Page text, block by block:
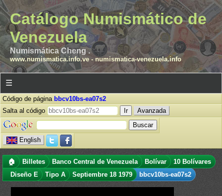
Catálogo Numismático de
Venezuela
Numismática Cheng .
www.numismatica.info.ve- numismatica-venezuela.info
☰
Código de página bbcv10bs-ea07s2
Salta al código
Avanzada
English
🏠 Billetes Banco Central de Venezuela Bolívar
10 Bolívares
Diseño E
Tipo A Septiembre 18 1979 bbcv10bs-ea07s2